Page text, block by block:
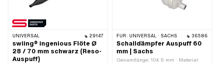
UNIVERSAL 29147
swiing® ingenious Flöte Ø
28 / 70 mm schwarz (Reso-
Auspuff)
FÜR: UNIVERSAL · SACHS 36586
Schalldämpfer Auspuff 60
mm | Sachs
Gesamtlänge: 104.6 mm · Material: